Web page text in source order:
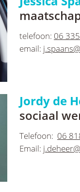
telefoon: 06
email:
Jordy de
sociaal
Telefoon: 06
Email: